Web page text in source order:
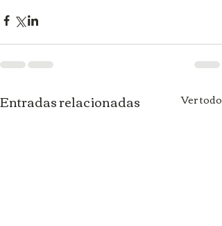
Entradas relacionadas Ver todo